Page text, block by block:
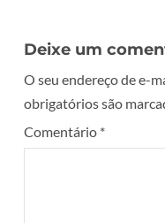
Deixe um
O seu endereço de e-
obrigatórios são
Comentário *